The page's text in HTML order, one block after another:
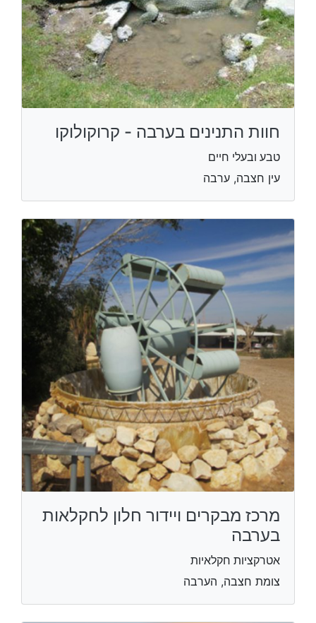
חוות התנינים בערבה - קרוקולוקו
טבע ובעלי חיים
עין חצבה, ערבה
מרכז מבקרים ויידור חלון לחקלאות
בערבה
אטרקציות חקלאיות
צומת חצבה, הערבה